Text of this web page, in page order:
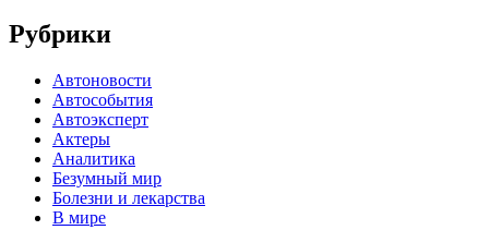
Рубрики
Автоновости
Автособытия
Автоэксперт
Актеры
Аналитика
Безумный мир
Болезни и лекарства
В мире